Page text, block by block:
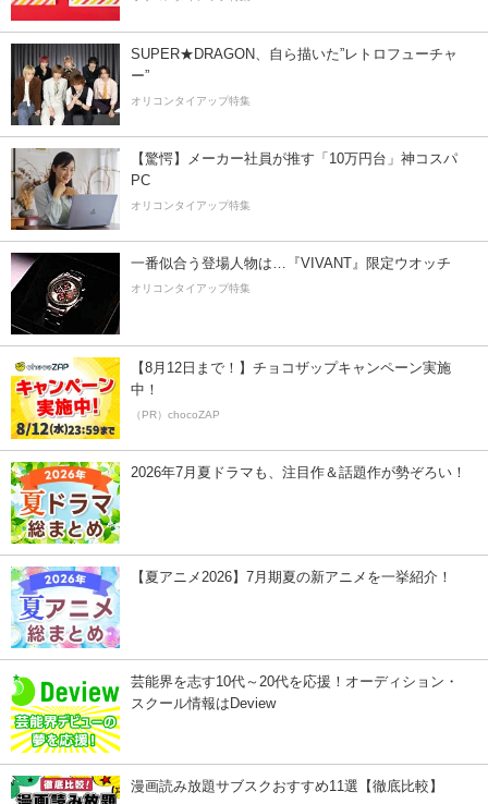
SUPER★DRAGON、自ら描いた”レトロフューチャ
ー”
オリコンタイアップ特集
【驚愕】メーカー社員が推す「10万円台」神コスパ
PC
オリコンタイアップ特集
一番似合う登場人物は…『VIVANT』限定ウオッチ
オリコンタイアップ特集
【8月12日まで！】チョコザップキャンペーン実施
中！
（PR）chocoZAP
2026年7月夏ドラマも、注目作＆話題作が勢ぞろい！
【夏アニメ2026】7月期夏の新アニメを一挙紹介！
芸能界を志す10代～20代を応援！オーディション・
スクール情報はDeview
漫画読み放題サブスクおすすめ11選【徹底比較】